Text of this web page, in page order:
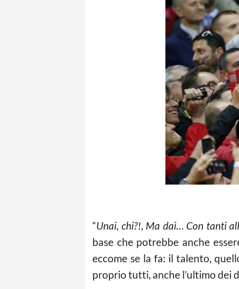
“Unai, chi?!, Ma dai… Con tanti
base che potrebbe anche
eccome se la fa: il talento,
proprio tutti, anche l’ultimo dei